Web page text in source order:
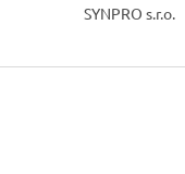
SYNPRO s.r.o.